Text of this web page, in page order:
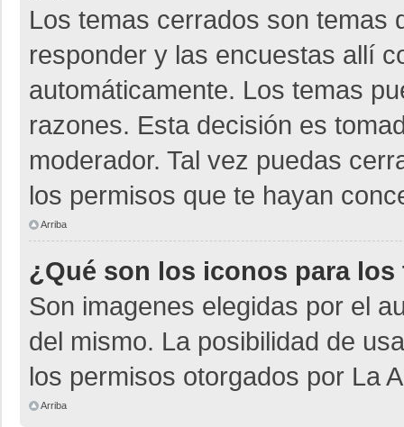
Los temas cerrados son temas
responder y las encuestas allí
automáticamente. Los temas
razones. Esta decisión es
moderador. Tal vez puedas
los permisos que te hayan
Arriba
¿Qué son los iconos para los
Son imagenes elegidas por el
del mismo. La posibilidad de
los permisos otorgados por La
Arriba